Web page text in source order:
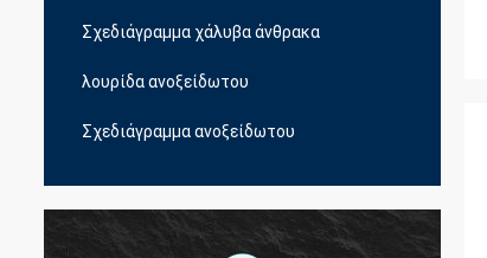
Σχεδιάγραμμα χάλυβα άνθρακα
λουρίδα ανοξείδωτου
Σχεδιάγραμμα ανοξείδωτου